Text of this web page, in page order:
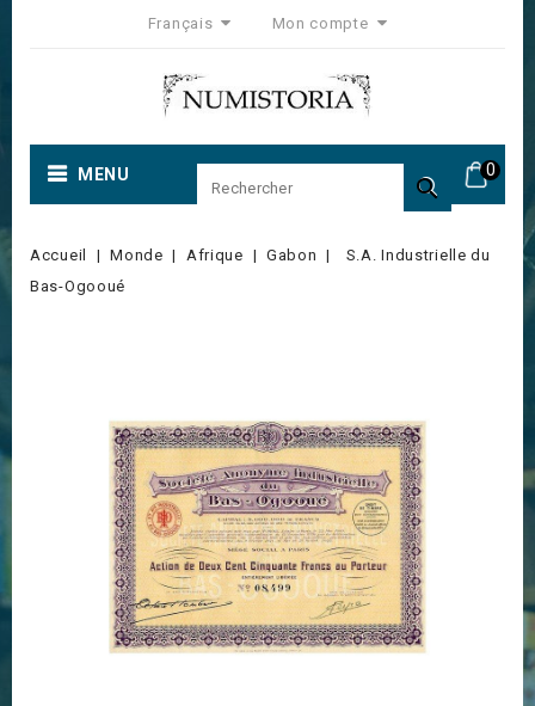
Français Mon compte
0
MENU 
Accueil Monde Afrique Gabon
S.A. Industrielle du
Bas-Ogooué